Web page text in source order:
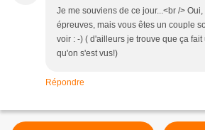
Je me souviens de ce jour...<br />
épreuves, mais vous êtes un couple
voir : -) ( d'ailleurs je trouve que ça
qu'on s'est vus!)
Répondre